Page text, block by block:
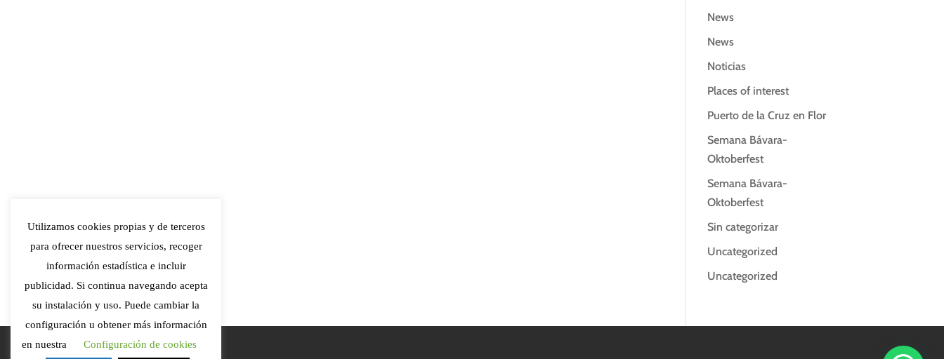
News
News
Noticias
Places of interest
Puerto de la Cruz en Flor
Semana Bávara-
Oktoberfest
Semana Bávara-
Oktoberfest
Sin categorizar
Uncategorized
Uncategorized
Transparencia
Utilizamos cookies propias y de terceros
para ofrecer nuestros servicios, recoger
información estadística e incluir
publicidad. Si continua navegando acepta
su instalación y uso. Puede cambiar la
configuración u obtener más información
en nuestra
Configuración de cookies